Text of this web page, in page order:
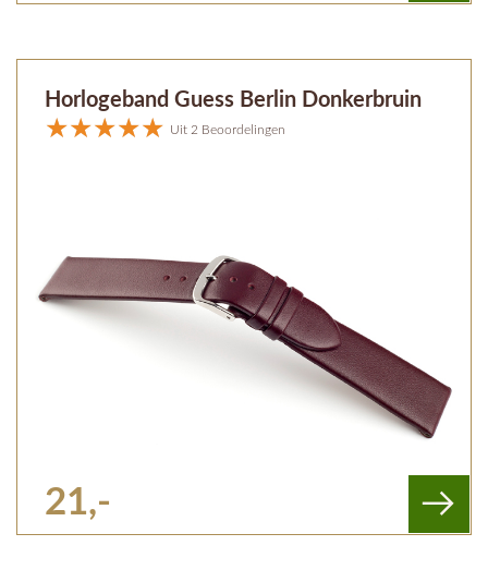
Horlogeband Guess Berlin Donkerbruin
Uit 2 Beoordelingen
21,-